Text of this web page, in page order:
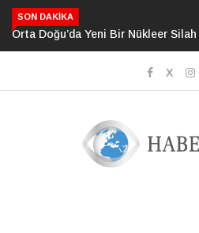
SON DAKIKA
Yarış Mı Başlıyor?Neden
Sanıyoruz?